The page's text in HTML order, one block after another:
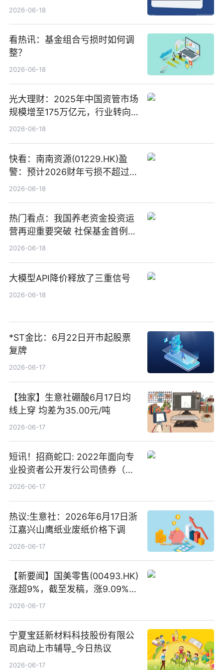
络传输时延_最资讯
2026-06-18
看热讯：基金组合亏损时如何调
整？
2026-06-18
光大理财：2025年中国资管市场
规模增至175万亿元，行业转向
“量质并重”
2026-06-18
快看：南南资源(01229.HK)盈
警：预计2026财年亏损不超过
1000万港元
2026-06-18
热门看点：我国养老资金投资运
营再迎重要突破 社保基金首例期
货账户完成开立
2026-06-18
大模型API降价释放了三重信号
2026-06-18
*ST金比：6月22日开市起股票
复牌
2026-06-17
【独家】生意社硼酸6月17日均
线上穿 均差为35.00元/吨
2026-06-17
短讯！招商蛇口: 2022年面向专
业投资者公开发行公司债券（第
二期）（品种二）2026年付息公
2026-06-17
热议:生意社：2026年6月17日浙
江嘉兴山鹰纸业废纸价格下调
2026-06-17
【新要闻】国美零售(00493.HK)
涨超9%，截至发稿，涨9.09%，
报0.012港元，成交额37.26万港
2026-06-17
宁夏宝廷新材料科技股份有限公
司启动上市辅导_今日热议
2026-06-17